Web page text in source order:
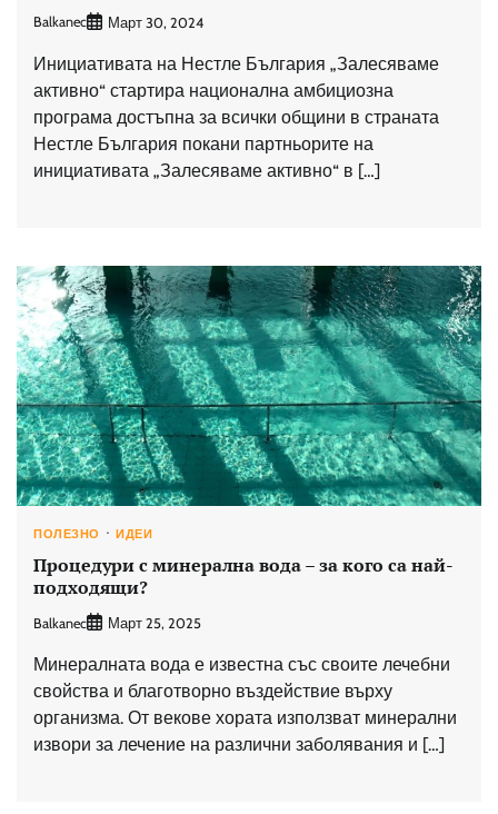
Balkanec Март 30, 2024
Инициативата на Нестле България „Залесяваме
активно“ стартира национална амбициозна
програма достъпна за всички общини в страната
Нестле България покани партньорите на
инициативата „Залесяваме активно“ в […]
ПОЛЕЗНО ИДЕИ
Процедури с минерална вода – за кого са най-
подходящи?
Balkanec Март 25, 2025
Минералната вода е известна със своите лечебни
свойства и благотворно въздействие върху
организма. От векове хората използват минерални
извори за лечение на различни заболявания и […]